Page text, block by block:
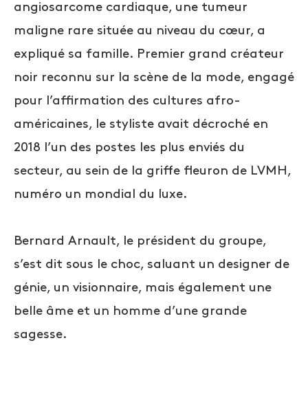
angiosarcome cardiaque, une tumeur
maligne rare située au niveau du cœur, a
expliqué sa famille. Premier grand créateur
noir reconnu sur la scène de la mode, engagé
pour l’affirmation des cultures afro-
américaines, le styliste avait décroché en
2018 l’un des postes les plus enviés du
secteur, au sein de la griffe fleuron de LVMH,
numéro un mondial du luxe.
Bernard Arnault, le président du groupe,
s’est dit sous le choc, saluant un designer de
génie, un visionnaire, mais également une
belle âme et un homme d’une grande
sagesse.